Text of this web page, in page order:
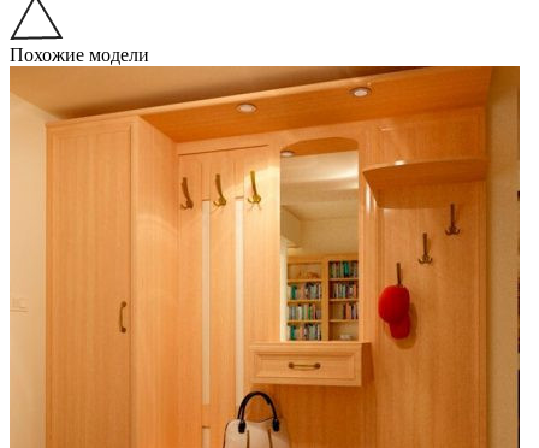
Похожие модели